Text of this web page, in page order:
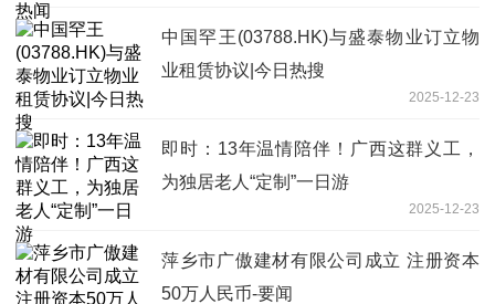
中国罕王(03788.HK)与盛泰物业订立物
业租赁协议|今日热搜
2025-12-23
即时：13年温情陪伴！广西这群义工，
为独居老人“定制”一日游
2025-12-23
萍乡市广傲建材有限公司成立 注册资本
50万人民币-要闻